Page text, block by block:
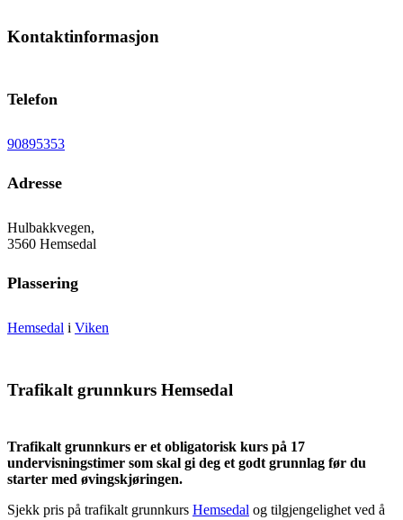
Kontaktinformasjon
Telefon
90895353
Adresse
Hulbakkvegen,
3560 Hemsedal
Plassering
Hemsedal i Viken
Trafikalt grunnkurs Hemsedal
Trafikalt grunnkurs er et obligatorisk kurs på 17
undervisningstimer som skal gi deg et godt grunnlag før du
starter med øvingskjøringen.
Sjekk pris på trafikalt grunnkurs Hemsedal og tilgjengelighet ved å